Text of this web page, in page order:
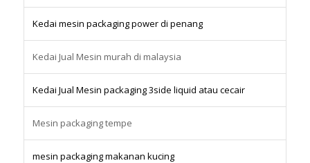
Kedai mesin packaging power di penang
Kedai Jual Mesin murah di malaysia
Kedai Jual Mesin packaging 3side liquid atau cecair
Mesin packaging tempe
mesin packaging makanan kucing